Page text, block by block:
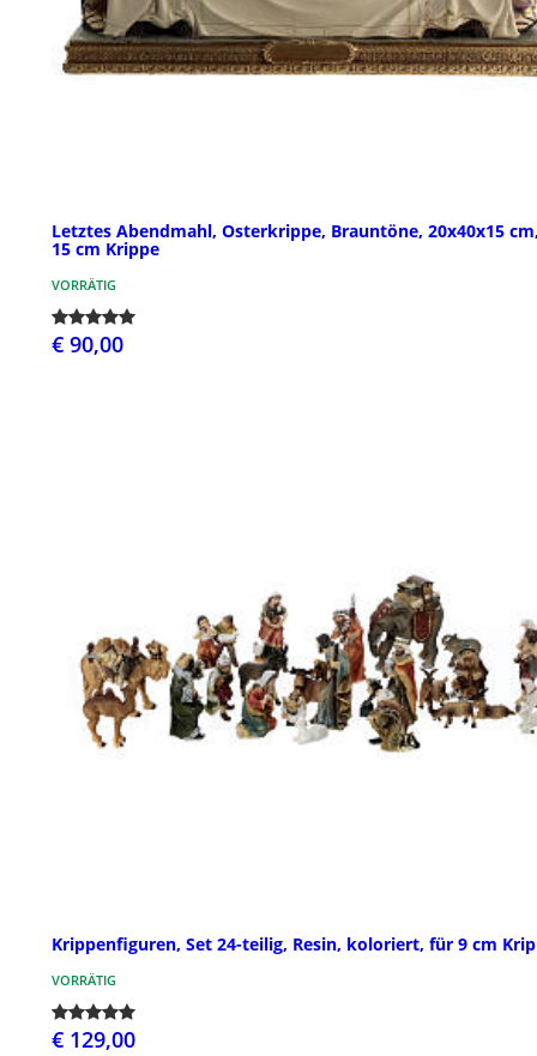
Letztes Abendmahl, Osterkrippe, Brauntöne, 20x40x15
15 cm Krippe
VORRÄTIG
€ 90,00
Krippenfiguren, Set 24-teilig, Resin, koloriert, für 9 cm
VORRÄTIG
€ 129,00